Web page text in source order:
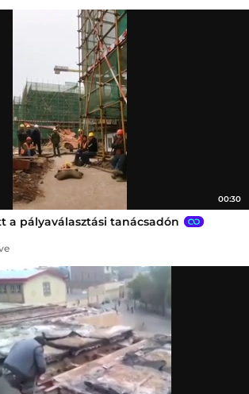
00:30
a pályaválasztási tanácsadón